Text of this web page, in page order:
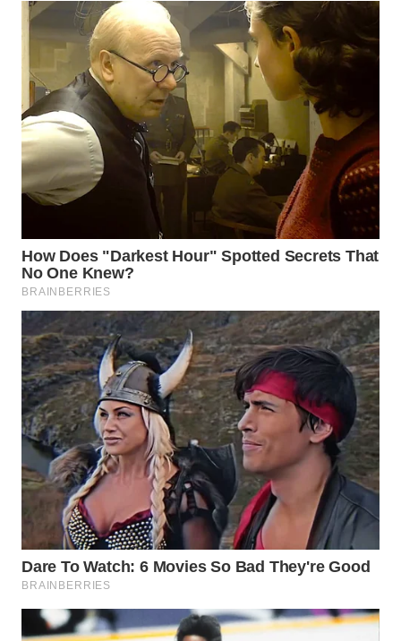
SERIBU
TANGERANG
WN
BINJAI
WN
CIREBON
WN
INDRAMAYU
WN
KUNINGAN
WN
MAJALENGKA
WN
SUBANG
WN
SUKABUMI
WN
PURWAKARTA